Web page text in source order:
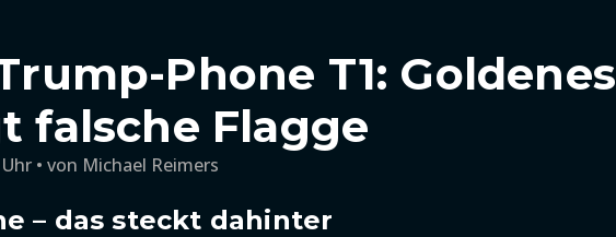
Phone T1: Goldenes
falsche Flagge
von Michael Reimers
– das steckt dahinter